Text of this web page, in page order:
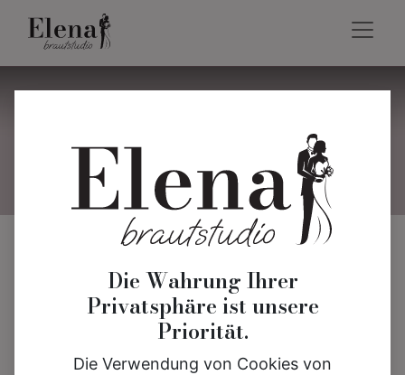
Events & Gutscheine
Blogs:
Alle
Für euren großen Tag
Events & Gutscheine
Die Wahrung Ihrer
Privatsphäre ist unsere
Priorität.
Die Verwendung von Cookies von